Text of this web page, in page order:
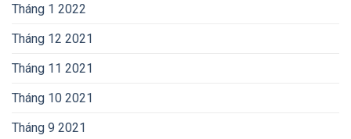
Tháng 1 2022
Tháng 12 2021
Tháng 11 2021
Tháng 10 2021
Tháng 9 2021